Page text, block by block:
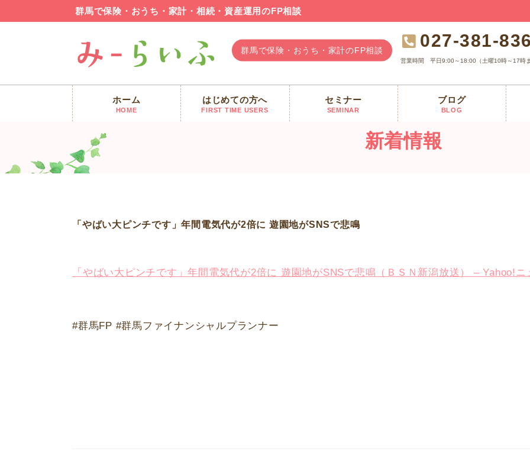
群馬で保険・おうち・家計・相続・資産運用のFP相談
群馬で保険・おうち・家計のFP相談 027-381-
営業時間 平日9:00～18:00（土曜10時～17時
ホーム
HOME
はじめての方へ
FIRST TIME USERS
セミナー
SEMINAR
ブログ
BLOG
みーらいふ >新着情報 【FP 群馬 最新ニュース】「やばい大ピンチです」年間電気代が2倍に 遊園地がSNSで悲鳴
新着情報
「やばい大ピンチです」年間電気代が2倍に 遊園地がSNSで悲鳴
「やばい大ピンチです」年間電気代が2倍に 遊園地がSNSで悲鳴（ＢＳＮ新潟放送） – Yahoo!ニ
#群馬FP #群馬ファイナンシャルプランナー